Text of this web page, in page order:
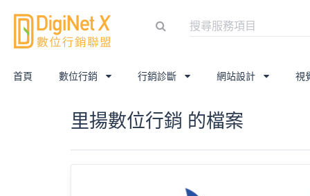
首頁 數位行銷 行銷診斷 網站設計 視
里揚數位行銷 的檔案